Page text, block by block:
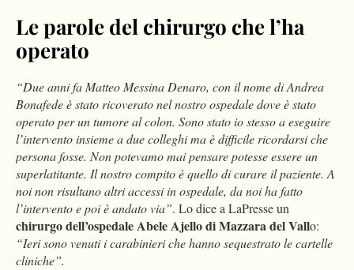
Le parole del chirurgo che l’ha
operato
“Due anni fa Matteo Messina Denaro, con il nome di Andrea
Bonafede è stato ricoverato nel nostro ospedale dove è stato
operato per un tumore al colon. Sono stato io stesso a eseguire
l’intervento insieme a due colleghi ma è difficile ricordarsi che
persona fosse. Non potevamo mai pensare potesse essere un
superlatitante. Il nostro compito è quello di curare il paziente. A
noi non risultano altri accessi in ospedale, da noi ha fatto
l’intervento e poi è andato via”. Lo dice a LaPresse un
chirurgo dell’ospedale Abele Ajello di Mazzara del Vallo:
“Ieri sono venuti i carabinieri che hanno sequestrato le cartelle
cliniche”.